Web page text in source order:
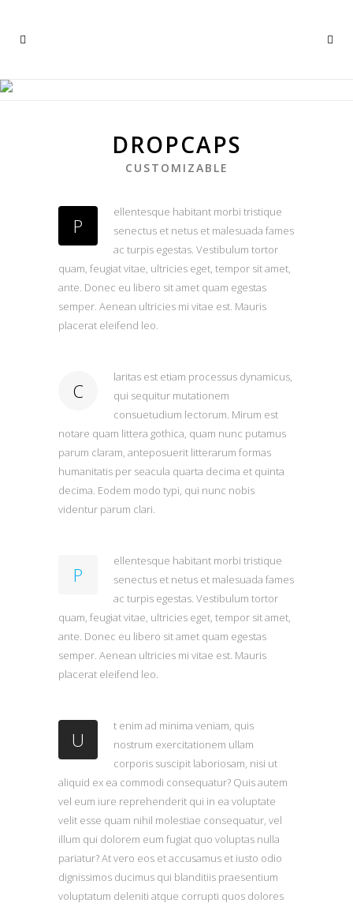
DROPCAPS
CUSTOMIZABLE
P
ellentesque habitant morbi tristique
senectus et netus et malesuada fames
ac turpis egestas. Vestibulum tortor
quam, feugiat vitae, ultricies eget, tempor sit amet,
ante. Donec eu libero sit amet quam egestas
semper. Aenean ultricies mi vitae est. Mauris
placerat eleifend leo.
C
laritas est etiam processus dynamicus,
qui sequitur mutationem
consuetudium lectorum. Mirum est
notare quam littera gothica, quam nunc putamus
parum claram, anteposuerit litterarum formas
humanitatis per seacula quarta decima et quinta
decima. Eodem modo typi, qui nunc nobis
videntur parum clari.
P
ellentesque habitant morbi tristique
senectus et netus et malesuada fames
ac turpis egestas. Vestibulum tortor
quam, feugiat vitae, ultricies eget, tempor sit amet,
ante. Donec eu libero sit amet quam egestas
semper. Aenean ultricies mi vitae est. Mauris
placerat eleifend leo.
U
t enim ad minima veniam, quis
nostrum exercitationem ullam
corporis suscipit laboriosam, nisi ut
aliquid ex ea commodi consequatur? Quis autem
vel eum iure reprehenderit qui in ea voluptate
velit esse quam nihil molestiae consequatur, vel
illum qui dolorem eum fugiat quo voluptas nulla
pariatur? At vero eos et accusamus et iusto odio
dignissimos ducimus qui blanditiis praesentium
voluptatum deleniti atque corrupti quos dolores